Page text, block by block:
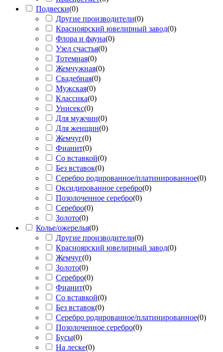
Подвески(0)
Другие производители(0)
Красноярский ювелирный завод(0)
Флора и фауна(0)
Узел счастья(0)
Тотемная(0)
Жемчужная(0)
Свадебная(0)
Мужская(0)
Классика(0)
Унисекс(0)
Для мужчин(0)
Для женщин(0)
Жемчуг(0)
Фианит(0)
Со вставкой(0)
Без вставок(0)
Серебро родированное/платинированное(0)
Оксидированное серебро(0)
Позолоченное серебро(0)
Серебро(0)
Золото(0)
Колье/ожерелья(0)
Другие производители(0)
Красноярский ювелирный завод(0)
Жемчуг(0)
Золото(0)
Серебро(0)
Фианит(0)
Со вставкой(0)
Без вставок(0)
Серебро родированное/платинированное(0)
Позолоченное серебро(0)
Бусы(0)
На леске(0)